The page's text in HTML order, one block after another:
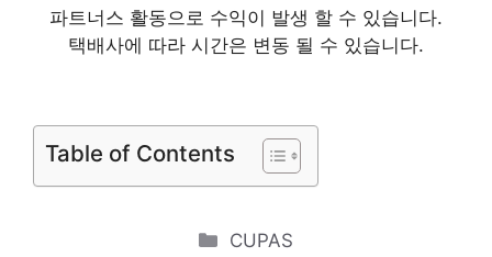
2024
보노보노스프
추천 제품 2024
고래사꼬치어묵
품 2024
파트너스 활동으로 수익이 발생 할 수 있습니다.
택배사에 따라 시간은 변동 될 수 있습니다.
Table of Contents
Categories
CUPAS